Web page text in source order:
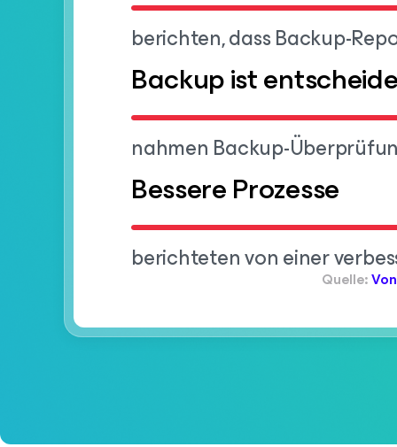
berichten, dass Backup-
Backup ist
nahmen Backup-
Bessere Prozesse
berichteten von einer
Quelle: